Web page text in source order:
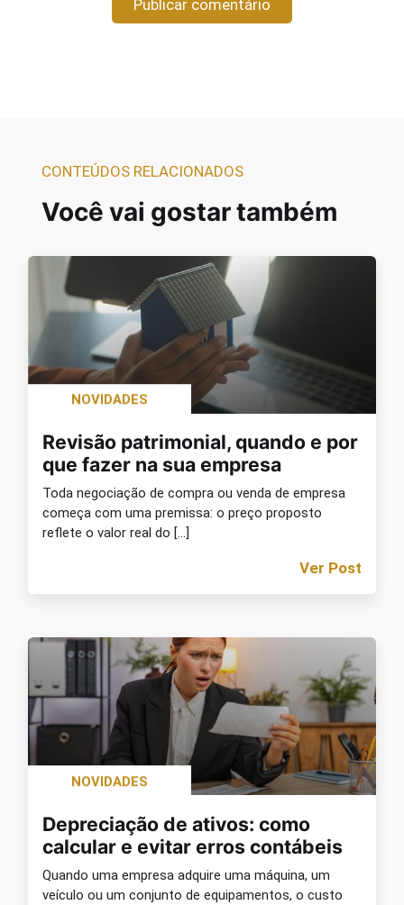
CONTEÚDOS RELACIONADOS
Você vai gostar também
NOVIDADES
Revisão patrimonial, quando e por
que fazer na sua empresa
Toda negociação de compra ou venda de empresa
começa com uma premissa: o preço proposto
reflete o valor real do […]
Ver Post
NOVIDADES
Depreciação de ativos: como
calcular e evitar erros contábeis
Quando uma empresa adquire uma máquina, um
veículo ou um conjunto de equipamentos, o custo